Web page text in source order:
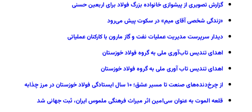
گزارش تصویری از پیشوازی خانواده بزرگ فولاد برای اربعین حسنی
«زندگی شخصی آقای میم» در سکوت پیش می‌رود
دیدار سرپرست مدیریت عملیات نفت و گاز مارون با کارکنان عملیاتی
اهدای تندیس تاب‌آوری ملی به گروه فولاد خوزستان
اهدای تندیس تاب آوری ملی به گروه فولاد خوزستان
از چرخ‌دنده‌های صنعت تا مسیر عشق؛ ۱۰ سال ایستادگی فولاد خوزستان در مرز چذابه
قلعه الموت به عنوان سی‌امین اثر میراث‌ فرهنگی ملموس ایران، ثبت جهانی شد